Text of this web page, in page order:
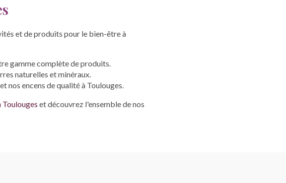
et de produits pour le bien-être à
gamme complète de produits.
naturelles et minéraux.
et nos encens de qualité à Toulouges.
Toulouges et découvrez l'ensemble de nos